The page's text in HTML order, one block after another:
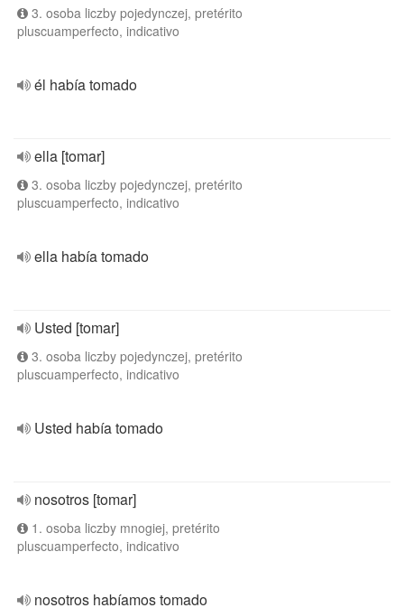
3. osoba liczby pojedynczej, pretérito
pluscuamperfecto, indicativo
él había tomado
ella [tomar]
3. osoba liczby pojedynczej, pretérito
pluscuamperfecto, indicativo
ella había tomado
Usted [tomar]
3. osoba liczby pojedynczej, pretérito
pluscuamperfecto, indicativo
Usted había tomado
nosotros [tomar]
1. osoba liczby mnogiej, pretérito
pluscuamperfecto, indicativo
nosotros habíamos tomado